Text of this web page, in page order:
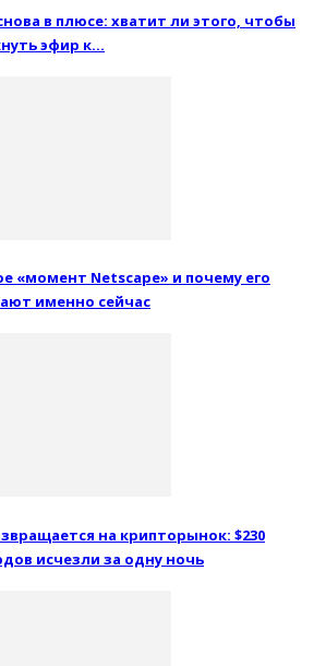
снова в плюсе: хватит ли этого, чтобы
эфир к…
«момент Netscape» и почему его
именно сейчас
на крипторынок: $230
исчезли за одну ночь